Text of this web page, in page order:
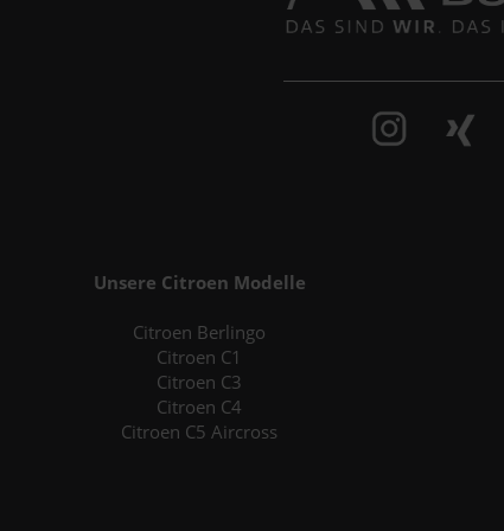
Unsere Citroen Modelle
Citroen Berlingo
Citroen C1
Citroen C3
Citroen C4
Citroen C5 Aircross